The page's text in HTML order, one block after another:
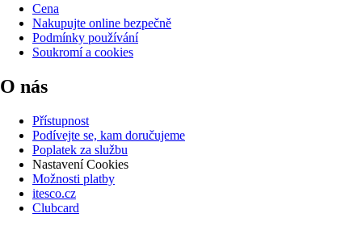
Cena
Nakupujte online bezpečně
Podmínky používání
Soukromí a cookies
O nás
Přístupnost
Podívejte se, kam doručujeme
Poplatek za službu
Nastavení Cookies
Možnosti platby
itesco.cz
Clubcard